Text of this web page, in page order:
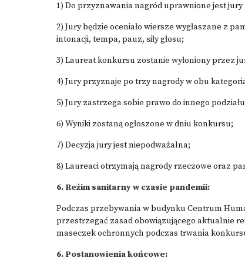
1) Do przyznawania nagród uprawnione jest
2) Jury będzie oceniało wiersze wygłaszane z
intonacji, tempa, pauz, siły głosu;
3) Laureat konkursu zostanie wyłoniony przez
4) Jury przyznaje po trzy nagrody w obu
5) Jury zastrzega sobie prawo do innego
6) Wyniki zostaną ogłoszone w dniu konkursu;
7) Decyzja jury jest niepodważalna;
8) Laureaci otrzymają nagrody rzeczowe oraz
6. Reżim sanitarny w czasie pandemii:
Podczas przebywania w budynku Centrum
przestrzegać zasad obowiązującego aktualnie
maseczek ochronnych podczas trwania
6. Postanowienia końcowe: